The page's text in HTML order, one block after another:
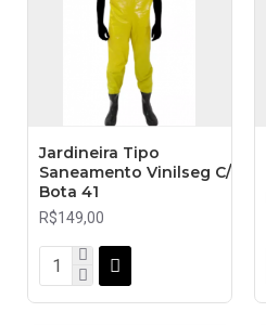
Jardineira Tipo
Saneamento Vinilseg C/
Bota 41
R$149,00